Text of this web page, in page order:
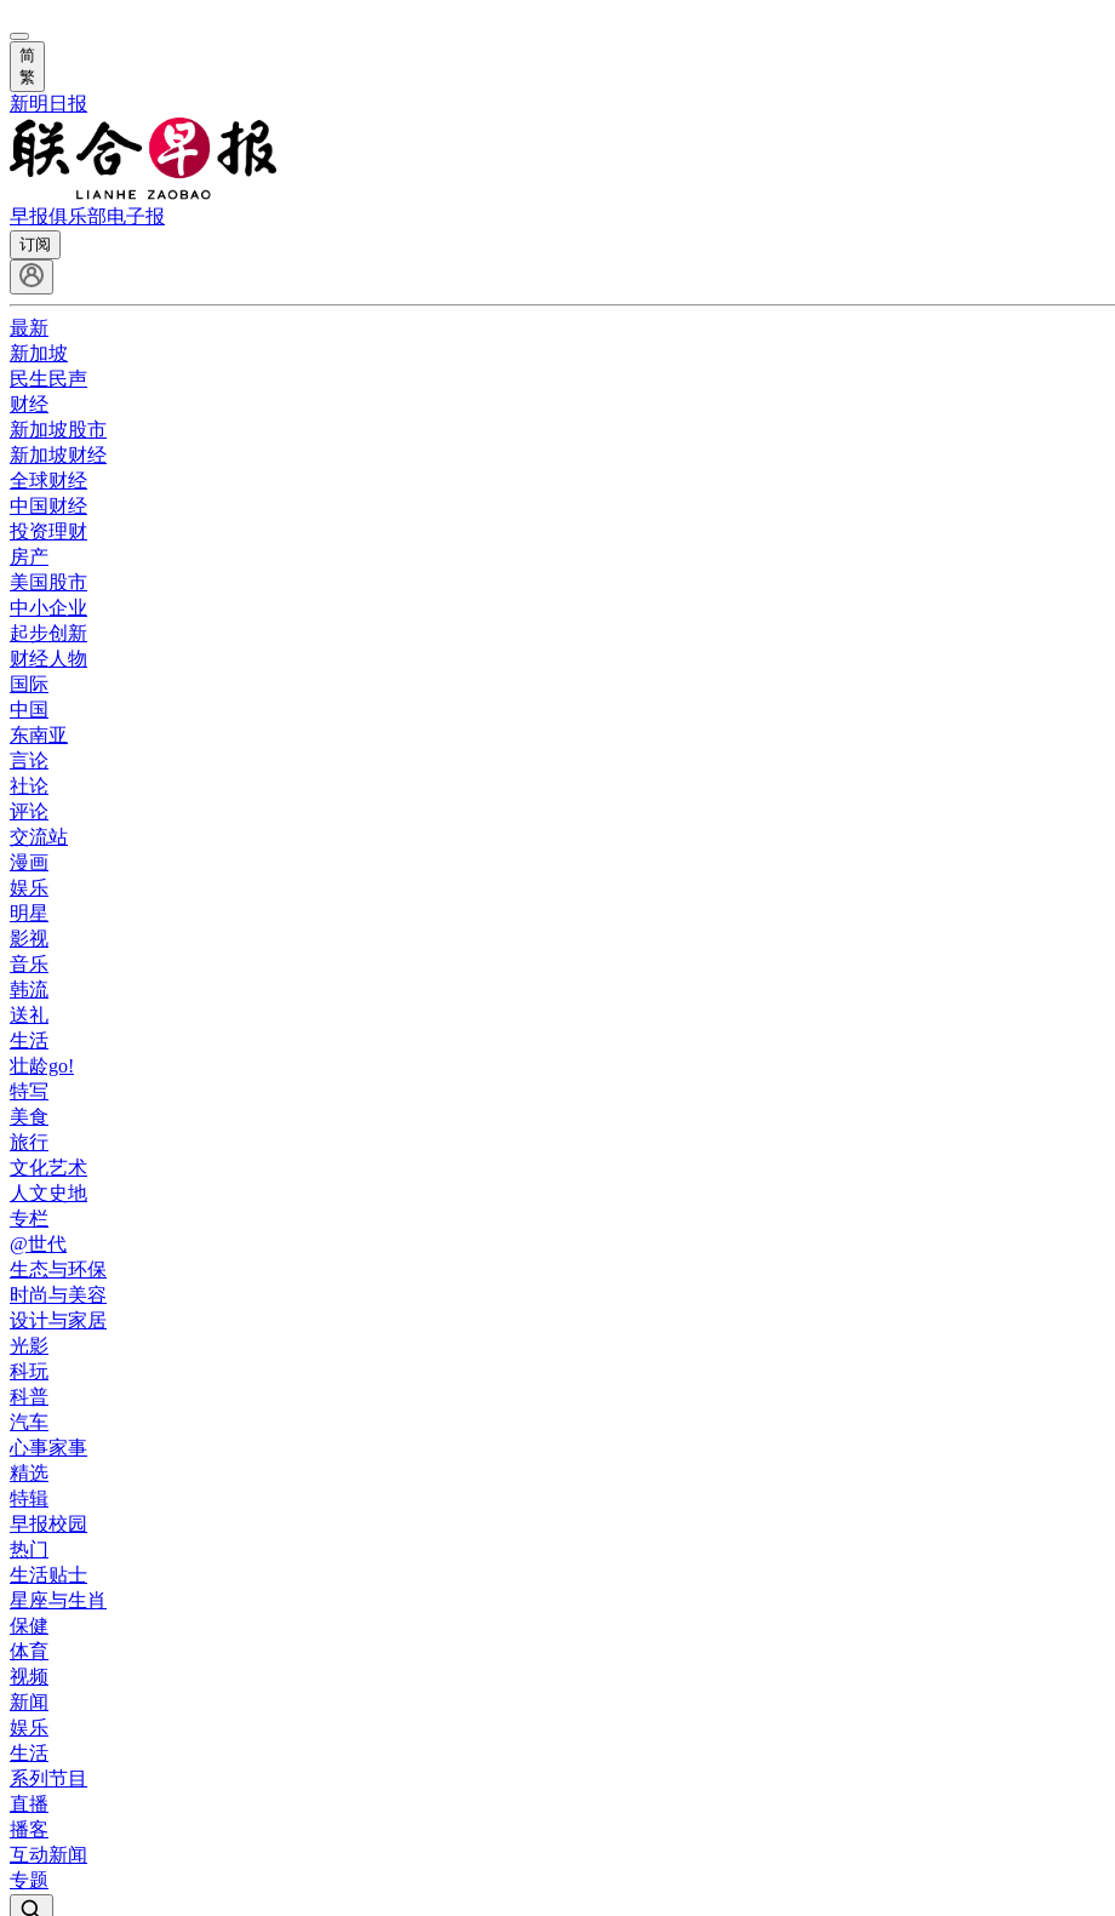
简
繁
新明日报
早报俱乐部电子报
订阅
最新
新加坡
民生民声
财经
新加坡股市
新加坡财经
全球财经
中国财经
投资理财
房产
美国股市
中小企业
起步创新
财经人物
国际
中国
东南亚
言论
社论
评论
交流站
漫画
娱乐
明星
影视
音乐
韩流
送礼
生活
壮龄go!
特写
美食
旅行
文化艺术
人文史地
专栏
@世代
生态与环保
时尚与美容
设计与家居
光影
科玩
科普
汽车
心事家事
精选
特辑
早报校园
热门
生活贴士
星座与生肖
保健
体育
视频
新闻
娱乐
生活
系列节目
直播
播客
互动新闻
专题